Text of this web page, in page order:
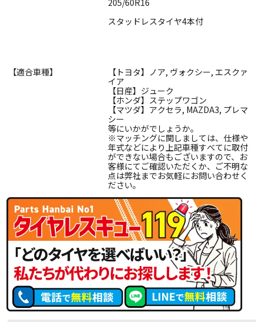
スタッドレスタイヤ4本付
【適合車種】
【トヨタ】ノア, ヴォクシー, エスクァ
イア
【日産】ジューク
【ホンダ】ステップワゴン
【マツダ】アクセラ, MAZDA3, プレマ
シー
等にいかがでしょうか。
※マッチングに関しましては、仕様や
年式などにより上記車種すべてに取付
ができない場合もございますので、お
客様にてご確認いただくか、ご不明な
点は弊社までお気軽にお問い合わせく
ださい。